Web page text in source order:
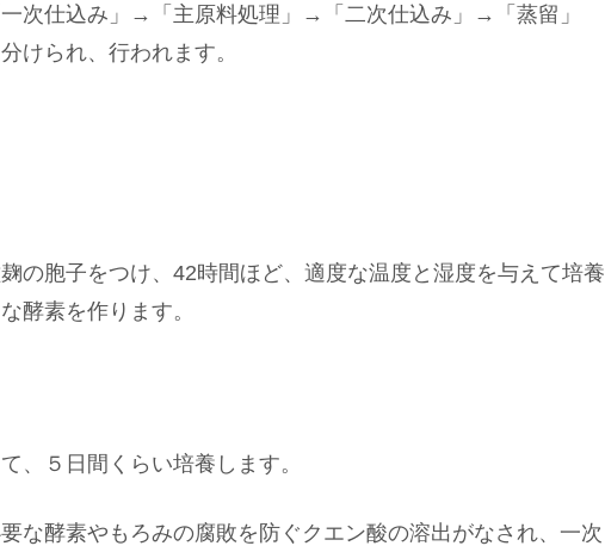
次仕込み」→「主原料処理」→「二次仕込み」→「蒸留」
けられ、行われます。
の胞子をつけ、42時間ほど、適度な温度と湿度を与えて培養
酵素を作ります。
、５日間くらい培養します。
な酵素やもろみの腐敗を防ぐクエン酸の溶出がなされ、一次